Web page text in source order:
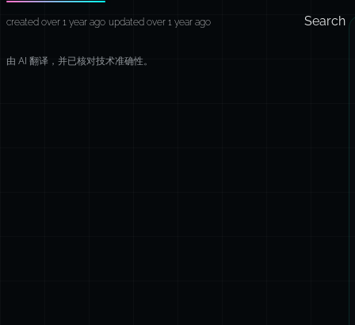
created over 1 year ago updated over 1 year ago Search
由 AI 翻译，并已核对技术准确性。